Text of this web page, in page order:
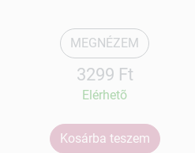
MEGNÉZEM
3299 Ft
Elérhetõ
Kosárba teszem